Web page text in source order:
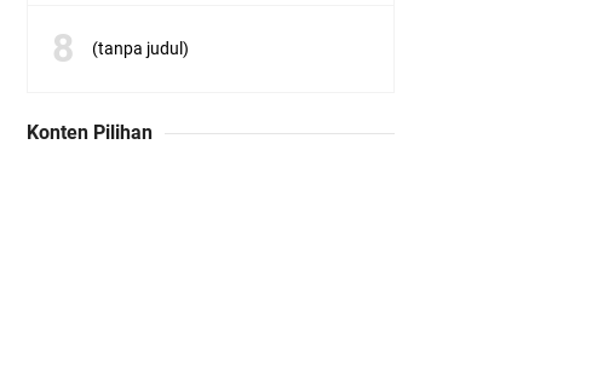
(tanpa judul)
Konten Pilihan